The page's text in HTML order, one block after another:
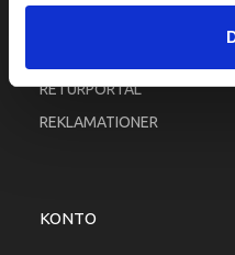
RETURPORTAL
REKLAMATIONER
KONTO